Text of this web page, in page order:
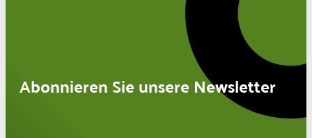
Abonnieren Sie unsere Newsletter